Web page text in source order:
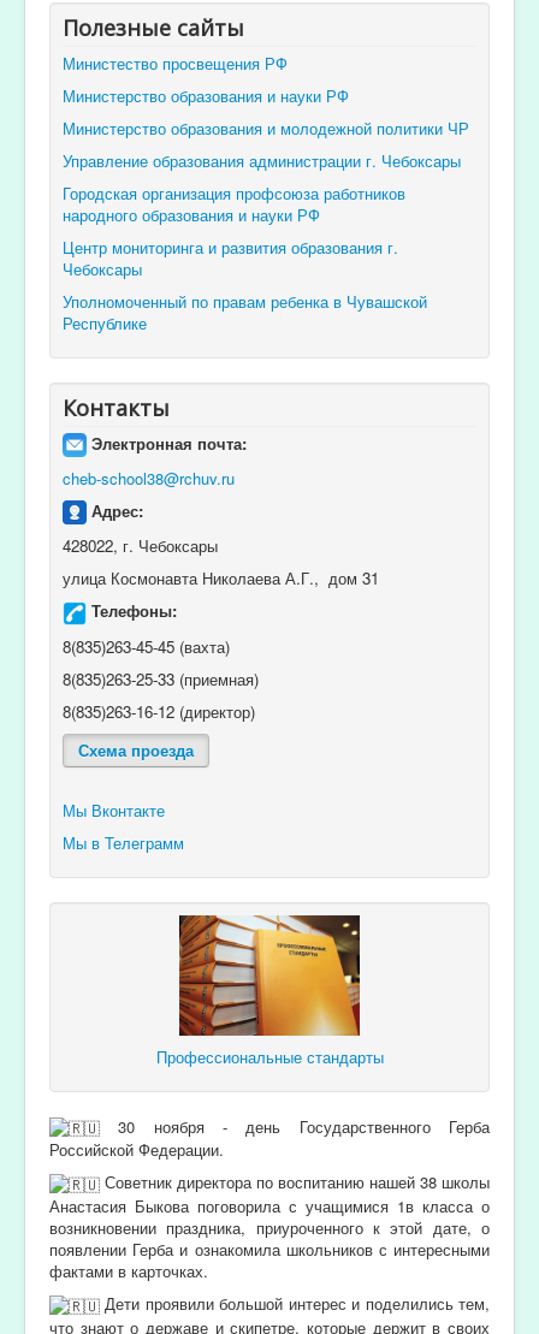
Полезные сайты
Министество просвещения РФ
Министерство образования и науки РФ
Министерство образования и молодежной политики ЧР
Управление образования администрации г. Чебоксары
Городская организация профсоюза работников
народного образования и науки РФ
Центр мониторинга и развития образования г.
Чебоксары
Уполномоченный по правам ребенка в Чувашской
Республике
Контакты
Электронная почта:
cheb-school38@rchuv.ru
Адрес:
428022, г. Чебоксары
улица Космонавта Николаева А.Г., дом 31
Телефоны:
8(835)263-45-45 (вахта)
8(835)263-25-33 (приемная)
8(835)263-16-12 (директор)
Схема проезда
Мы Вконтакте
Мы в Телеграмм
Профессиональные стандарты
30 ноября - день Государственного Герба
Российской Федерации.
Советник директора по воспитанию нашей 38 школы
Анастасия Быкова поговорила с учащимися 1в класса о
возникновении праздника, приуроченного к этой дате, о
появлении Герба и ознакомила школьников с интересными
фактами в карточках.
Дети проявили большой интерес и поделились тем,
что знают о державе и скипетре, которые держит в своих